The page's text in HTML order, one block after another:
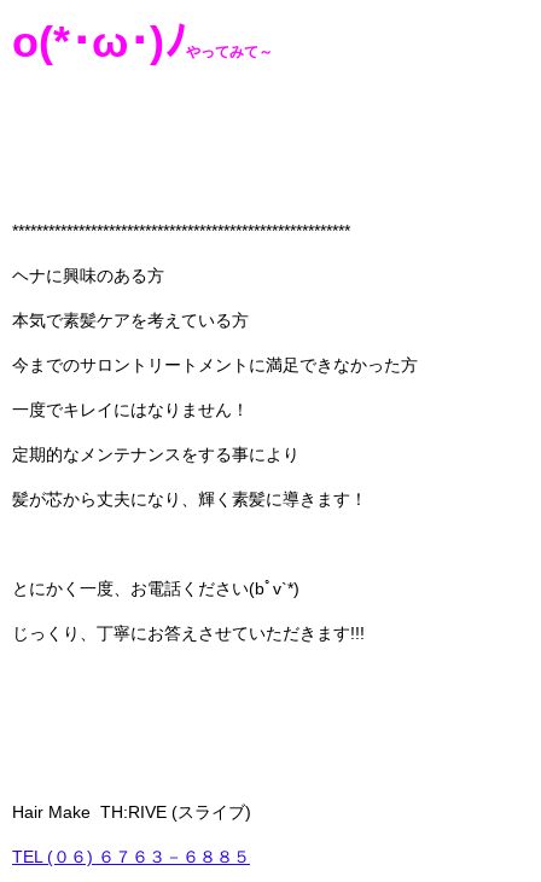
o(*･ω･)ﾉやってみて～
********************************************************
ヘナに興味のある方
本気で素髪ケアを考えている方
今までのサロントリートメントに満足できなかった方
一度でキレイにはなりません！
定期的なメンテナンスをする事により
髪が芯から丈夫になり、輝く素髪に導きます！
とにかく一度、お電話ください(bﾟv`*)
じっくり、丁寧にお答えさせていただきます!!!
Hair Make TH:RIVE (スライブ)
TEL (０６) ６７６３－６８８５